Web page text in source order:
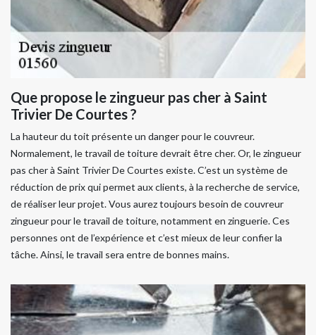
Que propose le zingueur pas cher à Saint
Trivier De Courtes ?
La hauteur du toit présente un danger pour le couvreur.
Normalement, le travail de toiture devrait être cher. Or, le zingueur
pas cher à Saint Trivier De Courtes existe. C’est un système de
réduction de prix qui permet aux clients, à la recherche de service,
de réaliser leur projet. Vous aurez toujours besoin de couvreur
zingueur pour le travail de toiture, notamment en zinguerie. Ces
personnes ont de l’expérience et c’est mieux de leur confier la
tâche. Ainsi, le travail sera entre de bonnes mains.